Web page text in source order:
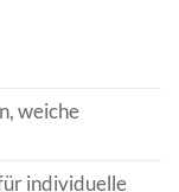
weiche
individuelle